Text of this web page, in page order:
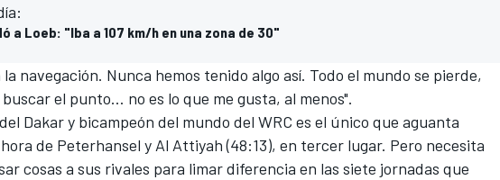
a Loeb: "Iba a 107 km/h en una zona de 30"
la navegación. Nunca hemos tenido algo así. Todo el mundo se pierde,
el punto… no es lo que me gusta, al menos".
Dakar y bicampeón del mundo del WRC es el único que aguanta
de Peterhansel y Al Attiyah (48:13), en tercer lugar. Pero necesita
cosas a sus rivales para limar diferencia en las siete jornadas que